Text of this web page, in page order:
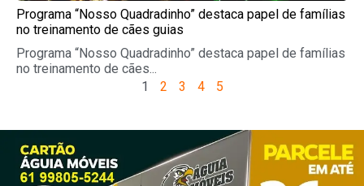
Programa “Nosso Quadradinho” destaca papel de famílias
no treinamento de cães guias
Programa “Nosso Quadradinho” destaca papel de famílias
no treinamento de cães...
1 2 3 4 5